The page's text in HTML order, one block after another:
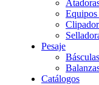
Pesaje
Básculas
Catálogos